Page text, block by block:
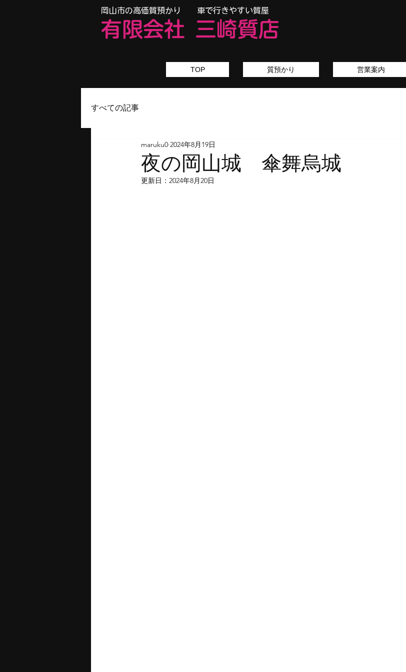
​岡山市の高価質預かり 車で行きやすい質屋
有限会社 三崎質店
TOP 質預かり 営業案内
すべての記事
夜の岡山城 傘舞烏城
maruku0 2024年8月19日
更新日： 2024年8月20日